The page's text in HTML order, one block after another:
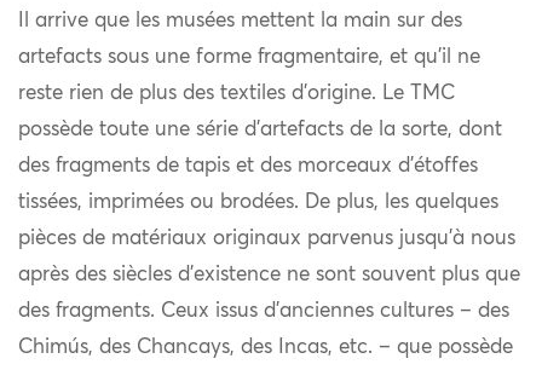
Il arrive que les musées mettent la main sur des
artefacts sous une forme fragmentaire, et qu’il ne
reste rien de plus des textiles d’origine. Le TMC
possède toute une série d’artefacts de la sorte, dont
des fragments de tapis et des morceaux d’étoffes
tissées, imprimées ou brodées. De plus, les quelques
pièces de matériaux originaux parvenus jusqu’à nous
après des siècles d’existence ne sont souvent plus que
des fragments. Ceux issus d’anciennes cultures – des
Chimús, des Chancays, des Incas, etc. – que possède